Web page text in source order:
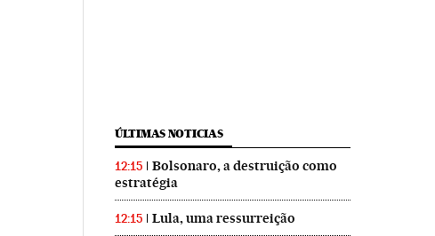
ÚLTIMAS NOTICIAS
12:15
Bolsonaro, a destruição como
estratégia
12:15 Lula, uma ressurreição